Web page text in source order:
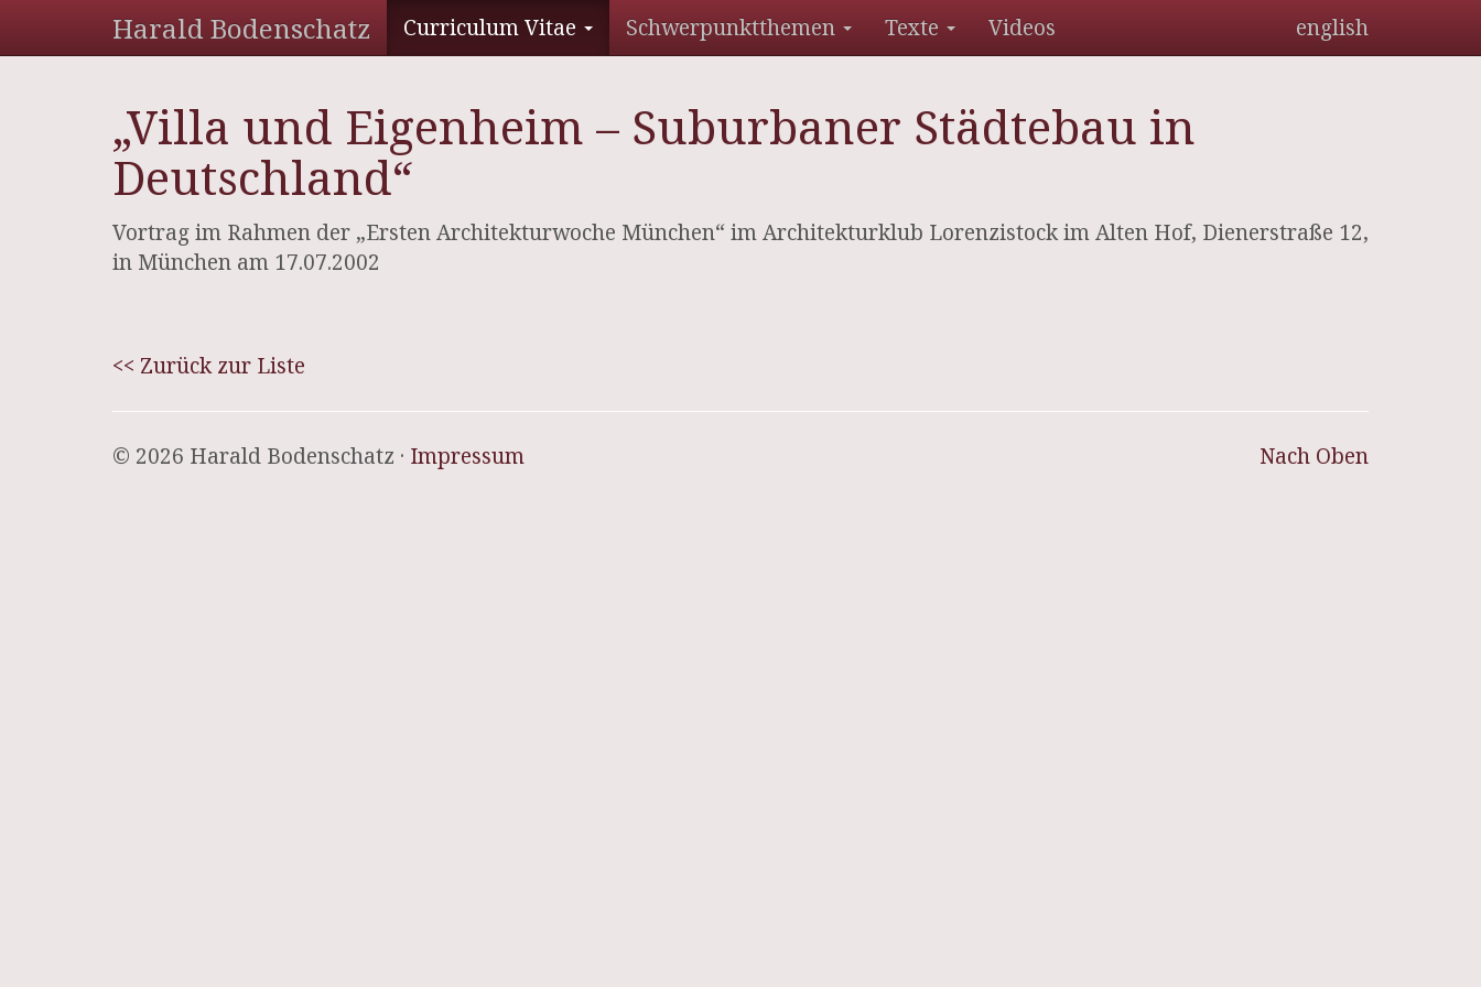
Harald Bodenschatz Curriculum Vitae Schwerpunktthemen Texte Videos english
„Villa und Eigenheim – Suburbaner Städtebau in
Deutschland“
Vortrag im Rahmen der „Ersten Architekturwoche München“ im Architekturklub Lorenzistock im Alten Hof, Dienerstraße 12,
in München am 17.07.2002
<< Zurück zur Liste
Nach Oben
© 2026 Harald Bodenschatz · Impressum